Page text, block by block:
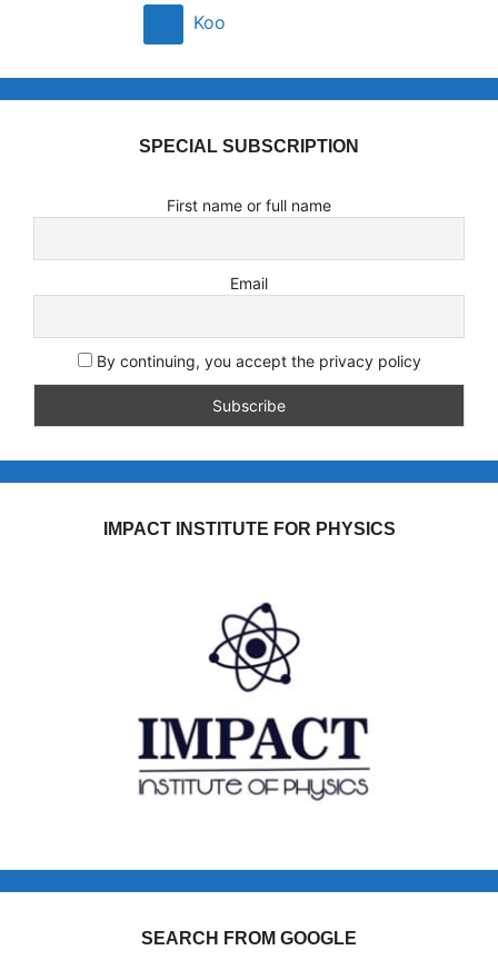
Koo
SPECIAL SUBSCRIPTION
First name or full name
Email
By continuing, you accept the privacy policy
IMPACT INSTITUTE FOR PHYSICS
SEARCH FROM GOOGLE